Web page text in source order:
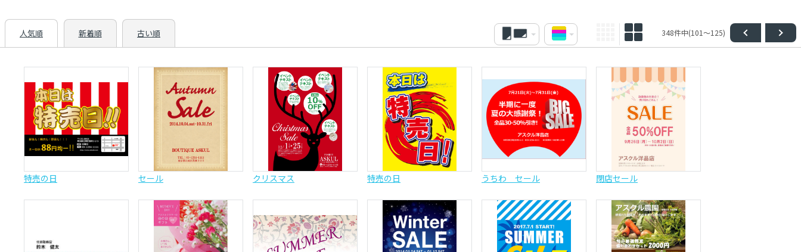
人気順 新着順 古い順 348件中(101～125)
特売の日 セール クリスマス 特売の日 うちわ セール 閉店セール